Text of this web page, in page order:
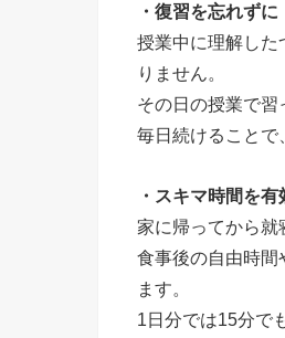
・復習を忘れずに
授業中に理解した
りません。
その日の授業で習
毎日続けることで
・スキマ時間を有
家に帰ってから就
食事後の自由時間
ます。
1日分では15分で